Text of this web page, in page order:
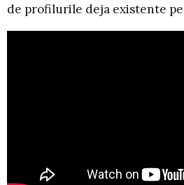
de profilurile deja existente